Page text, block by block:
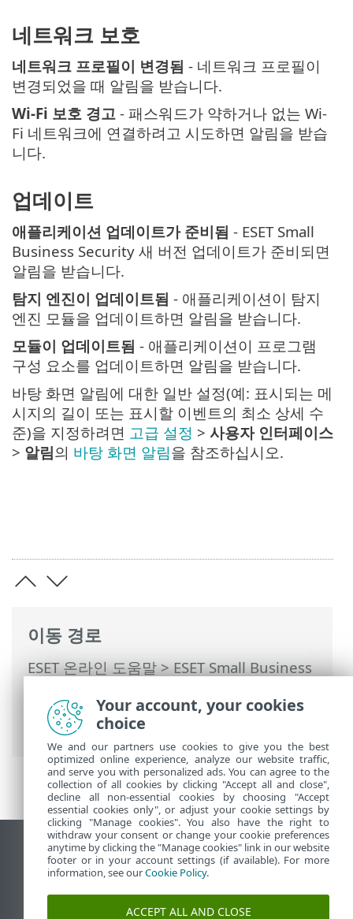
이동 경로
ESET 온라인 도움말>ESET Small Business
운용>고급 설정>알림>바탕 화면 알림>
바탕 화면 알림 목록
네트워크 보호
네트워크 프로필이 변경됨 - 네트워크 프로필이
변경되었을 때 알림을 받습니다.
Wi-Fi 보호 경고 - 패스워드가 약하거나 없는 Wi-
Fi 네트워크에 연결하려고 시도하면 알림을 받습
니다.
업데이트
애플리케이션 업데이트가 준비됨 - ESET Small
Business Security 새 버전 업데이트가 준비되면
알림을 받습니다.
탐지 엔진이 업데이트됨 - 애플리케이션이 탐지
엔진 모듈을 업데이트하면 알림을 받습니다.
모듈이 업데이트됨 - 애플리케이션이 프로그램
구성 요소를 업데이트하면 알림을 받습니다.
바탕 화면 알림에 대한 일반 설정(예: 표시되는 메
시지의 길이 또는 표시할 이벤트의 최소 상세 수
준)을 지정하려면 고급 설정 > 사용자 인터페이스
> 알림의 바탕 화면 알림을 참조하십시오.
데스크톱 사이트 보기
End of Life
ESET 지식 베이스
Your account, your cookies
choice
We and our partners use cookies to give you the best
optimized online experience, analyze our website traffic,
and serve you with personalized ads. You can agree to the
collection of all cookies by clicking "Accept all and close",
decline all non-essential cookies by choosing "Accept
essential cookies only", or adjust your cookie settings by
clicking "Manage cookies". You also have the right to
withdraw your consent or change your cookie preferences
anytime by clicking the "Manage cookies" link in our website
footer or in your account settings (if available). For more
information, see ourCookie Policy.
ACCEPT ALL AND CLOSE